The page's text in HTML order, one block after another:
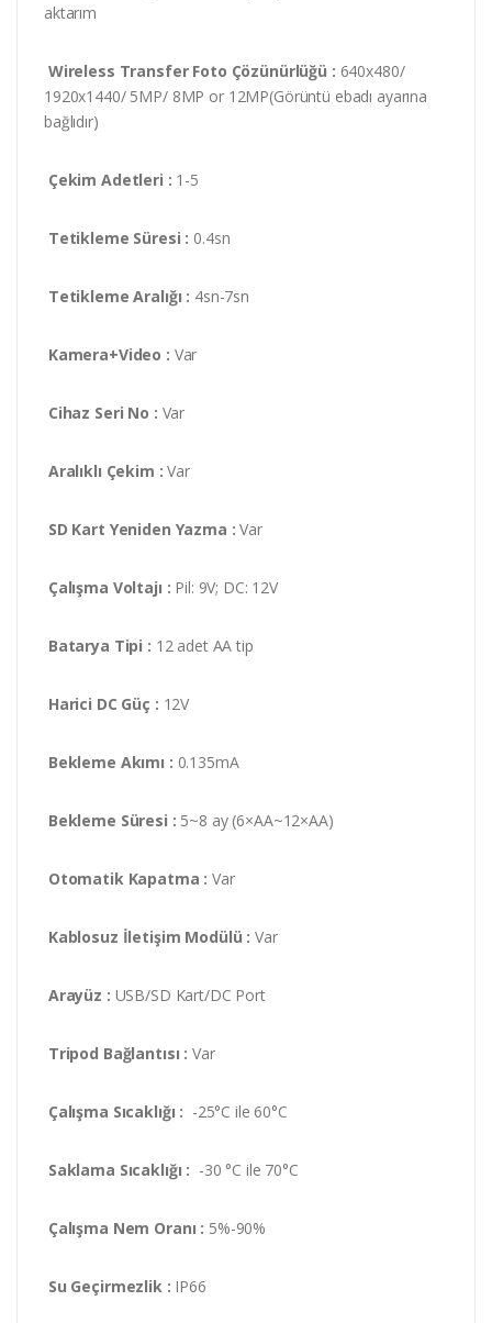
aktarım
Wireless Transfer Foto Çözünürlüğü : 640x480/
1920x1440/ 5MP/ 8MP or 12MP(Görüntü ebadı ayarına
bağlıdır)
Çekim Adetleri : 1-5
Tetikleme Süresi : 0.4sn
Tetikleme Aralığı : 4sn-7sn
Kamera+Video : Var
Cihaz Seri No : Var
Aralıklı Çekim : Var
SD Kart Yeniden Yazma : Var
Çalışma Voltajı : Pil: 9V; DC: 12V
Batarya Tipi : 12 adet AA tip
Harici DC Güç : 12V
Bekleme Akımı : 0.135mA
Bekleme Süresi : 5~8 ay (6×AA~12×AA)
Otomatik Kapatma : Var
Kablosuz İletişim Modülü : Var
Arayüz : USB/SD Kart/DC Port
Tripod Bağlantısı : Var
Çalışma Sıcaklığı : -25°C ile 60°C
Saklama Sıcaklığı : -30 °C ile 70°C
Çalışma Nem Oranı : 5%-90%
Su Geçirmezlik : IP66